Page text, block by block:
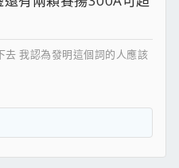
我認為發明這個詞的人應該